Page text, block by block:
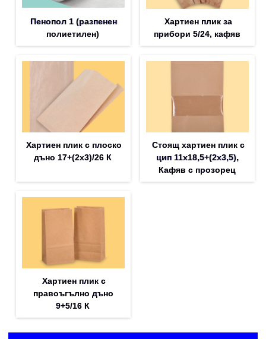
Пенопол 1 (разпенен
полиетилен)
Хартиен плик за
прибори 5/24, кафяв
Хартиен плик с плоско
дъно 17+(2х3)/26 К
Стоящ хартиен плик с
цип 11х18,5+(2х3,5),
Кафяв с прозорец
Хартиен плик с
правоъгълно дъно
9+5/16 К